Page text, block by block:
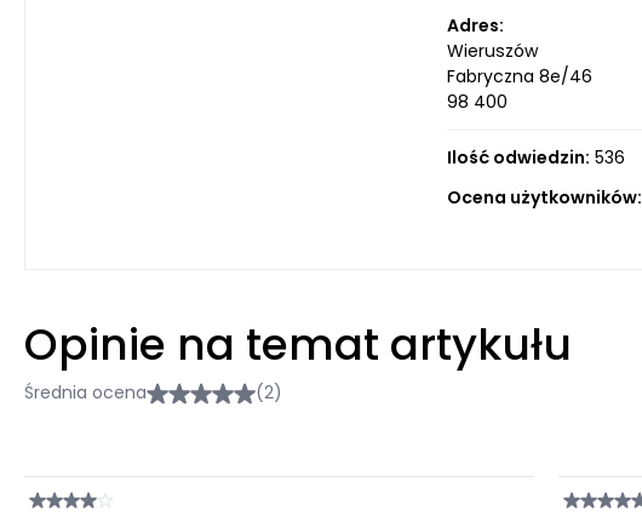
Adres:
Wieruszów
Fabryczna 8e/46
98 400
Ilość odwiedzin: 536
Ocena użytkowników:
Opinie na temat artykułu
Średnia ocena (2)